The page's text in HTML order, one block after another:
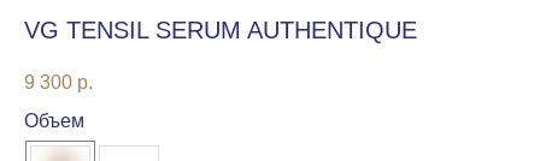
VG TENSIL SERUM AUTHENTIQUE
9 300 р.
Объем